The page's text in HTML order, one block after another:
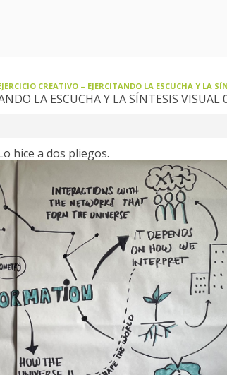
CREATIVO – EJERCITANDO LA ESCUCHA Y LA
LA ESCUCHA Y LA SÍNTESIS VISUAL
hice a dos pliegos.